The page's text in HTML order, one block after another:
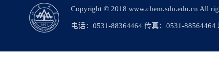
Copyright © 2018 www.chem.sdu.edu.cn All
电话：0531-88364464 传真：0531-